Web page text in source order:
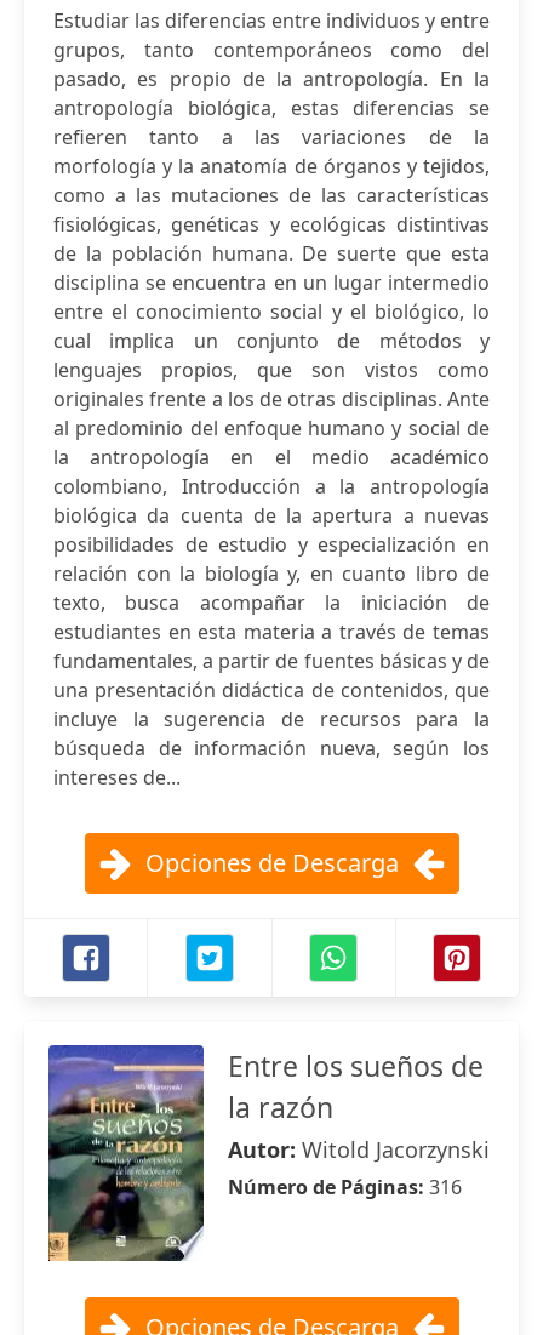
Estudiar las diferencias entre individuos y entre
grupos, tanto contemporáneos como del
pasado, es propio de la antropología. En la
antropología biológica, estas diferencias se
refieren tanto a las variaciones de la
morfología y la anatomía de órganos y tejidos,
como a las mutaciones de las características
fisiológicas, genéticas y ecológicas distintivas
de la población humana. De suerte que esta
disciplina se encuentra en un lugar intermedio
entre el conocimiento social y el biológico, lo
cual implica un conjunto de métodos y
lenguajes propios, que son vistos como
originales frente a los de otras disciplinas. Ante
al predominio del enfoque humano y social de
la antropología en el medio académico
colombiano, Introducción a la antropología
biológica da cuenta de la apertura a nuevas
posibilidades de estudio y especialización en
relación con la biología y, en cuanto libro de
texto, busca acompañar la iniciación de
estudiantes en esta materia a través de temas
fundamentales, a partir de fuentes básicas y de
una presentación didáctica de contenidos, que
incluye la sugerencia de recursos para la
búsqueda de información nueva, según los
intereses de...
Opciones de Descarga
Entre los sueños de
la razón
Autor: Witold Jacorzynski
Número de Páginas: 316
Opciones de Descarga